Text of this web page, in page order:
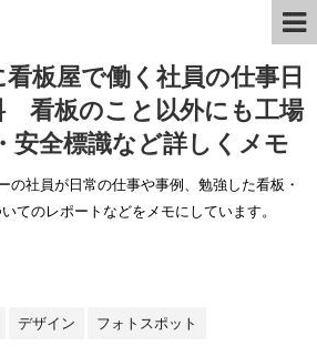
板屋で働く社員の仕事日
看板のこと以外にも工場
安全標識など詳しくメモ
の社員が日常の仕事や事例、勉強した看板・
てのレポートなどをメモにしています。
デザイン フォトスポット